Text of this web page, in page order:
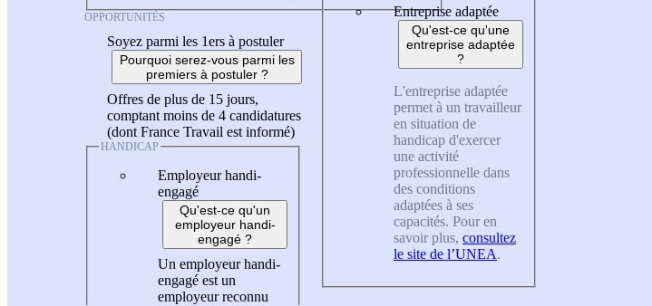
OPPORTUNITÉS
Soyez parmi les 1ers à postuler
Pourquoi serez-vous parmi les
premiers à postuler ?
Offres de plus de 15 jours,
comptant moins de 4 candidatures
(dont France Travail est informé)
HANDICAP
Employeur handi-
engagé
Qu'est-ce qu'un
employeur handi-
engagé ?
Un employeur handi-
engagé est un
employeur reconnu
Entreprise adaptée
Qu'est-ce qu'une
entreprise adaptée
?
L'entreprise adaptée
permet à un travailleur
en situation de
handicap d'exercer
une activité
professionnelle dans
des conditions
adaptées à ses
capacités. Pour en
savoir plus, consultez
le site de l’UNEA.